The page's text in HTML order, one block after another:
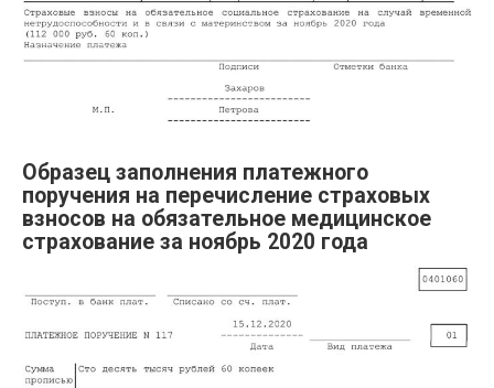
Образец заполнения платежного
поручения на перечисление страховых
взносов на обязательное медицинское
страхование за ноябрь 2020 года